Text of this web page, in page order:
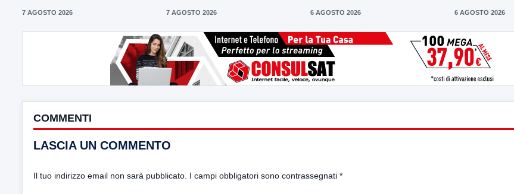
7 AGOSTO 2026 7 AGOSTO 2026 6 AGOSTO 2026 6 AGOSTO 2026
COMMENTI
LASCIA UN COMMENTO
Il tuo indirizzo email non sarà pubblicato. I campi obbligatori sono contrassegnati *